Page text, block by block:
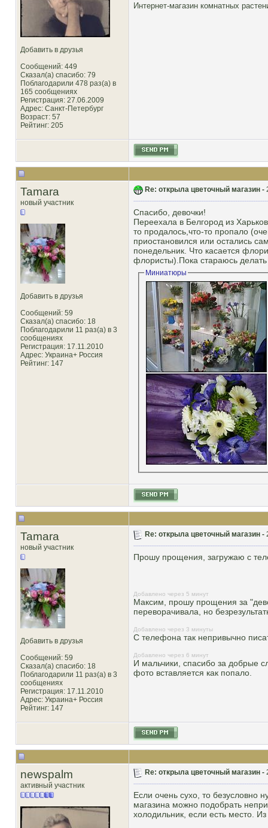
Добавить в друзья
Сообщений: 449
Сказал(а) спасибо: 79
Поблагодарили 478 раз(а) в
165 сообщениях
Регистрация: 27.06.2009
Адрес: Санкт-Петербург
Возраст: 57
Рейтинг: 205
Интернет-магазин комнатных
Tamara
новый участник
Добавить в друзья
Сообщений: 59
Сказал(а) спасибо: 18
Поблагодарили 11 раз(а) в 3
сообщениях
Регистрация: 17.11.2010
Адрес: Украина+ Россия
Рейтинг: 147
Re: открыла цветочный магазин -
Спасибо, девочки!
Переехала в Белгород из
то продалось,что-то пропало
приостановился или остались
понедельник. Что касается
флористы).Пока стараюсь
Миниатюры
Tamara
новый участник
Добавить в друзья
Сообщений: 59
Сказал(а) спасибо: 18
Поблагодарили 11 раз(а) в 3
сообщениях
Регистрация: 17.11.2010
Адрес: Украина+ Россия
Рейтинг: 147
Re: открыла цветочный магазин -
Прошу прощения, загружаю с
Добавлено через 5 минут
Максим, прошу прощения за
переворачивала, но
Добавлено через 3 минуты
С телефона так непривычно
Добавлено через 6 минут
И мальчики, спасибо за добрые
фото вставляется как попало.
newspalm
активный участник
Re: открыла цветочный магазин -
Если очень сухо, то безусловно
магазина можно подобрать
холодильник, если есть место.